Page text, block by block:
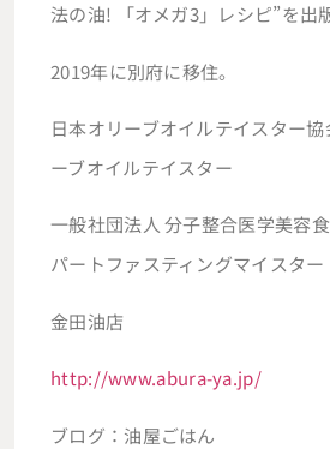
法の油! 「オメガ3」レシピ”を出版
2019年に別府に移住。
日本オリーブオイルテイスター協
ーブオイルテイスター
一般社団法人 分子整合医学美容
パートファスティングマイスター
金田油店
http://www.abura-ya.jp/
ブログ：油屋ごはん